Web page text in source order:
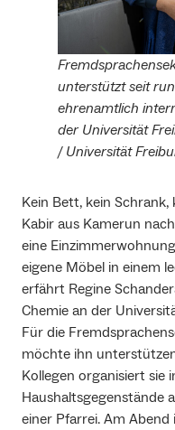
unterstützt seit
ehrenamtlich
der Universität
/ Universität
Kein Bett, kein
Kabir aus Kamerun
eine
eigene Möbel in einem
erfährt Regine
Chemie an der
Für die
möchte ihn
Kollegen organisiert sie
Haushaltsgegenstände
einer Pfarrei. Am Abend